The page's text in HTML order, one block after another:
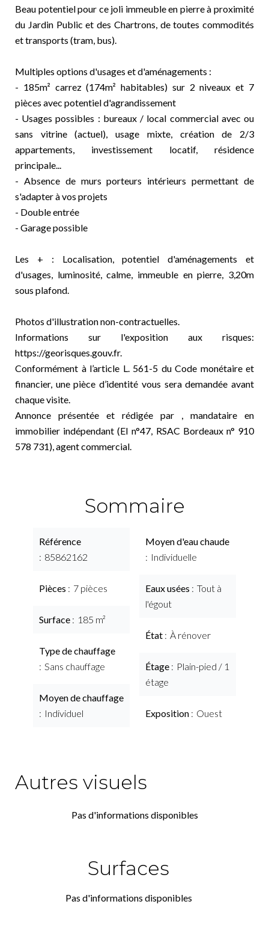
Beau potentiel pour ce joli immeuble en pierre à proximité
du Jardin Public et des Chartrons, de toutes commodités
et transports (tram, bus).
Multiples options d'usages et d'aménagements :
- 185m² carrez (174m² habitables) sur 2 niveaux et 7
pièces avec potentiel d'agrandissement
- Usages possibles : bureaux / local commercial avec ou
sans vitrine (actuel), usage mixte, création de 2/3
appartements, investissement locatif, résidence
principale...
- Absence de murs porteurs intérieurs permettant de
s'adapter à vos projets
- Double entrée
- Garage possible
Les + : Localisation, potentiel d'aménagements et
d'usages, luminosité, calme, immeuble en pierre, 3,20m
sous plafond.
Photos d'illustration non-contractuelles.
Informations sur l'exposition aux risques:
https://georisques.gouv.fr.
Conformément à l’article L. 561-5 du Code monétaire et
financier, une pièce d’identité vous sera demandée avant
chaque visite.
Annonce présentée et rédigée par , mandataire en
immobilier indépendant (EI n°47, RSAC Bordeaux n° 910
578 731), agent commercial.
Sommaire
Référence
85862162
Pièces 7 pièces
Surface 185 m²
Type de chauffage
Sans chauffage
Moyen de chauffage
Individuel
Moyen d'eau chaude
Individuelle
Eaux usées
Tout à
l'égout
État À rénover
Étage
Plain-pied / 1
étage
Exposition Ouest
Autres visuels
Pas d'informations disponibles
Surfaces
Pas d'informations disponibles